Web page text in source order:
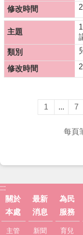
1 ... 7
每頁
:::
關於
本處
主管
最新
消息
新聞
為民
服務
育兒